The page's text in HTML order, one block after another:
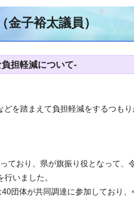
子裕太議員）
担軽減について-
を踏まえて負担軽減をするつも
ており、県が旗振り役となって、
いました。
団体が共同調達に参加しており